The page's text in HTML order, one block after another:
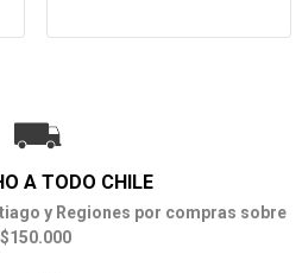
A TODO CHILE
y Regiones por compras sobre
$150.000